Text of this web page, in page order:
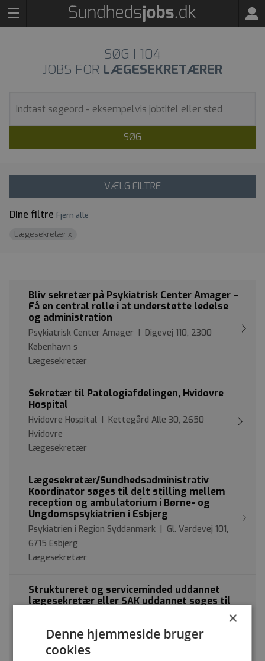
SØG I 104
JOBS FOR LÆGESEKRETÆRER
SØG
VÆLG FILTRE
Dine filtre Fjern alle
Lægesekretærx
Bliv sekretær på Psykiatrisk Center Amager –
Få en central rolle i at understøtte ledelse
og administration
Psykiatrisk Center Amager | Digevej 110, 2300
København s
Lægesekretær
Sekretær til Patologiafdelingen, Hvidovre
Hospital
Hvidovre Hospital | Kettegård Alle 30, 2650
Hvidovre
Lægesekretær
Lægesekretær/Sundhedsadministrativ
Koordinator søges til delt stilling mellem
reception og ambulatorium i Børne- og
Ungdomspsykiatrien i Esbjerg
Psykiatrien i Region Syddanmark | Gl. Vardevej 101,
6715 Esbjerg
Lægesekretær
Struktureret og serviceminded uddannet
lægesekretær eller SAK uddannet søges til
Herlev og Gentofte hospital | Borgmester Ib Juuls vej
1, 2730 Herlev
×
Denne hjemmeside bruger
cookies